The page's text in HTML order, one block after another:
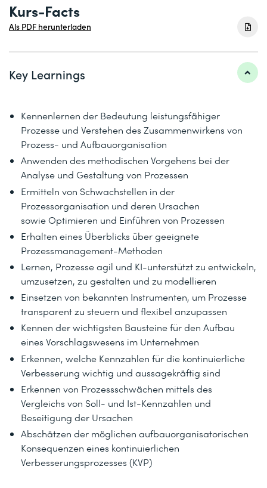
Kurs-Facts
Als PDF herunterladen
Key Learnings
Kennenlernen der Bedeutung leistungsfähiger
Prozesse und Verstehen des Zusammenwirkens von
Prozess- und Aufbauorganisation
Anwenden des methodischen Vorgehens bei der
Analyse und Gestaltung von Prozessen
Ermitteln von Schwachstellen in der
Prozessorganisation und deren Ursachen
sowie Optimieren und Einführen von Prozessen
Erhalten eines Überblicks über geeignete
Prozessmanagement-Methoden
Lernen, Prozesse agil und KI-unterstützt zu entwickeln,
umzusetzen, zu gestalten und zu modellieren
Einsetzen von bekannten Instrumenten, um Prozesse
transparent zu steuern und flexibel anzupassen
Kennen der wichtigsten Bausteine für den Aufbau
eines Vorschlagswesens im Unternehmen
Erkennen, welche Kennzahlen für die kontinuierliche
Verbesserung wichtig und aussagekräftig sind
Erkennen von Prozessschwächen mittels des
Vergleichs von Soll- und Ist-Kennzahlen und
Beseitigung der Ursachen
Abschätzen der möglichen aufbauorganisatorischen
Konsequenzen eines kontinuierlichen
Verbesserungsprozesses (KVP)